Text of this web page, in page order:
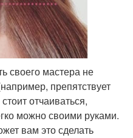
своего мастера не
препятствует
отчаиваться,
можно своими руками.
вам это сделать